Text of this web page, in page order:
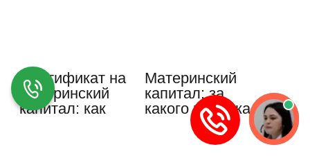
Сертификат на
материнский
капитал: как
Материнский
капитал: за
какого ребенка
дается, кто…